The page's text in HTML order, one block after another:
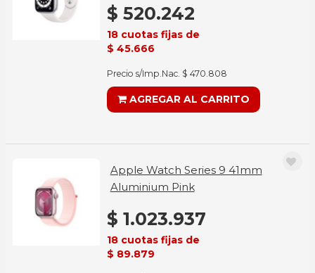
$ 520.242
18 cuotas fijas de
$ 45.666
Precio s/Imp.Nac. $ 470.808
AGREGAR AL CARRITO
Apple Watch Series 9 41mm
Aluminium Pink
$ 1.023.937
18 cuotas fijas de
$ 89.879